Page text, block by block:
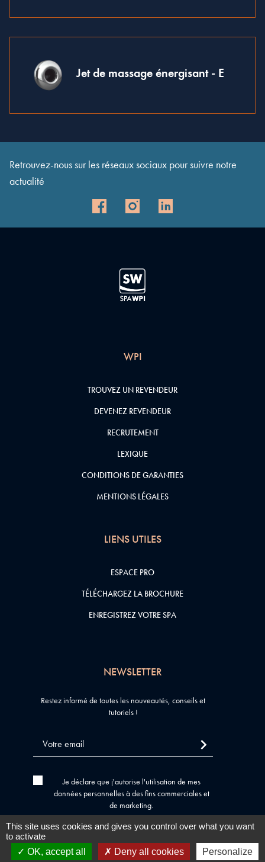
Jet de massage énergisant - E
Retrouvez-nous sur les réseaux sociaux pour suivre notre
actualité
WPI
TROUVEZ UN REVENDEUR
DEVENEZ REVENDEUR
RECRUTEMENT
LEXIQUE
CONDITIONS DE GARANTIES
MENTIONS LÉGALES
LIENS UTILES
ESPACE PRO
TÉLÉCHARGEZ LA BROCHURE
ENREGISTREZ VOTRE SPA
NEWSLETTER
Restez informé de toutes les nouveautés, conseils et
tutoriels !
Je déclare que j'autorise l'utilisation de mes
données personnelles à des fins commerciales et
de marketing.
Tous droits réservés © 2026SPA WPI
Mentions légales
Politique de confidentialité
This site uses cookies and gives you control over what you want
to activate
OK, accept all
Deny all cookies Personalize